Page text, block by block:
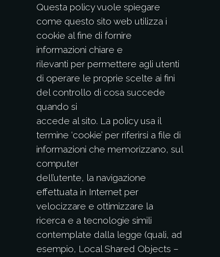
Questa policy vuole spiegare
come questo sito web utilizza i
cookie al fine di fornire
informazioni chiare e
rilevanti per permettere agli utenti
di operare le proprie scelte ai fini
del controllo di cosa succede
quando si
accede al sito. La policy usa il
termine ‘cookie’ per riferirsi a file di
informazioni che memorizzano, sul
computer
dell’utente, la navigazione
effettuata in Internet per
velocizzare e ottimizzare la
ricerca e a tecnologie simili
contemplate dalla legge (quali, ad
esempio, Local Shared Objects –